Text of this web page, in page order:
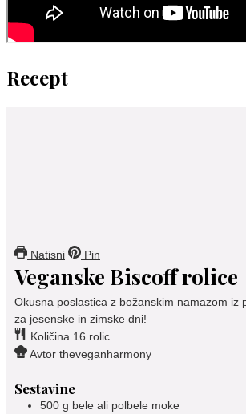
Recept
Natisni Pin
Veganske Biscoff rolice
Okusna poslastica z božanskim namazom iz
za jesenske in zimske dni!
Količina 16 rolic
Avtor theveganharmony
Sestavine
500 g bele ali polbele moke